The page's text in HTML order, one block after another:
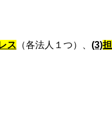
ス （各法人１つ） (3)担